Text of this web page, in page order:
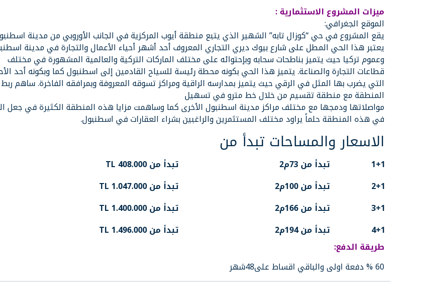
ميزات المشروع الاستثمارية :
الموقع الجغرافي:
يقع المشروع في حي “كوزال تابه” الشهير الذي يتبع منطقة أيوب المركزية في الجانب الأوروبي من مدينة
يعتبر هذا الحي المطل على شارع بيوك ديري التجاري المعروف أحد أشهر أحياء الأعمال والتجارة في مدينة
وعموم تركيا حيث يتميز بناطحات سحابه وبإحتوائه على مختلف الماركات التركية والعالمية المشهورة في مختلف
قطاعات التجارة والصناعة. يتميز هذا الحي بكونه محطة رئيسة للسياح القادمين إلى اسطنبول كما وبكونه أحد
التي يضرب بها المثل في الرقي حيث يتميز بمدارسه الراقية ومراكز تسوقه المعروفة وبمرافقه الفاخرة. ساهم
المنطقة مع منطقة تقسيم من خلال خط مترو في تسهيل
مواصلاتها ودمجها مع مختلف مراكز مدينة اسطنبول الأخرى كما وساهمت مزايا هذه المنطقة الكثيرة في جعل
في هذه المنطقة حلماً يراود مختلف المستثمرين والراغبين بشراء العقارات في اسطنبول.
الاسعار والمساحات تبدأ من
1+1 تبدأ من 73م2
تبدأ من TL 408.000
2+1
تبدأ من 100م2
تبدأ من TL 1.047.000
3+1
تبدأ من 166م2
تبدأ من TL 1.400.000
4+1
تبدأ من 194م2
تبدأ من TL 1.496.000
طريقة الدفع:
60 % دفعة اولى والباقي اقساط على48شهر